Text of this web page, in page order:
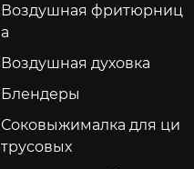
Воздушная фритюрниц
а
Воздушная духовка
Блендеры
Соковыжималка для ци
трусовых